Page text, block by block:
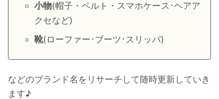
女子アナ衣装
バラエティ番組衣裳
小物(帽子・ベルト・スマホケース･ヘアア
クセなど)
靴(ローファー･ブーツ･スリッパ)
などのブランド名をリサーチして随時更新していき
ます♪